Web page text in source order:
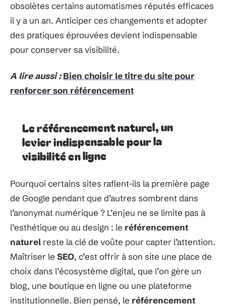
obsolètes certains automatismes réputés efficaces
il y a un an. Anticiper ces changements et adopter
des pratiques éprouvées devient indispensable
pour conserver sa visibilité.
A lire aussi : Bien choisir le titre du site pour
renforcer son référencement
Le référencement naturel, un
levier indispensable pour la
visibilité en ligne
Pourquoi certains sites raflent-ils la première page
de Google pendant que d’autres sombrent dans
l’anonymat numérique ? L’enjeu ne se limite pas à
l’esthétique ou au design : le référencement
naturel reste la clé de voûte pour capter l’attention.
Maîtriser le SEO, c’est offrir à son site une place de
choix dans l’écosystème digital, que l’on gère un
blog, une boutique en ligne ou une plateforme
institutionnelle. Bien pensé, le référencement